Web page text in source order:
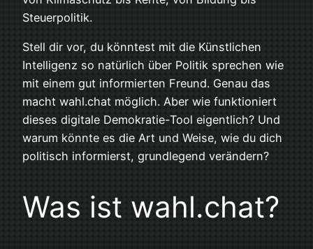
Steuerpolitik.
Stell dir vor, du könntest mit die Künstlichen
Intelligenz so natürlich über Politik sprechen wie
mit einem gut informierten Freund. Genau das
macht wahl.chat möglich. Aber wie funktioniert
dieses digitale Demokratie-Tool eigentlich? Und
warum könnte es die Art und Weise, wie du dich
politisch informierst, grundlegend verändern?​​​​​​​​​​​​​​​​
Was ist wahl.chat?